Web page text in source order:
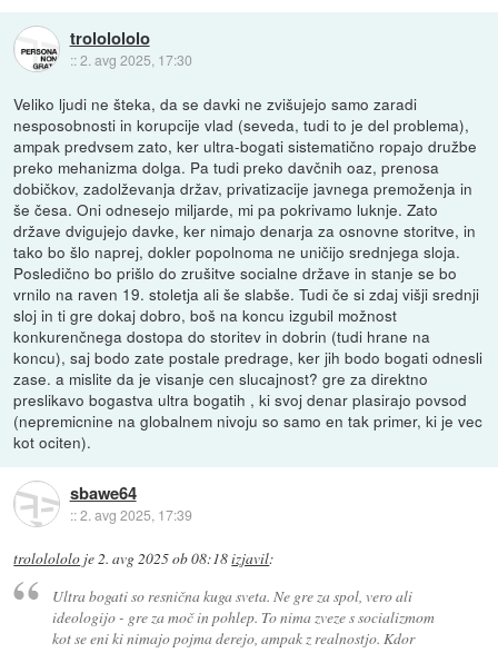
trololololo
::2. avg 2025, 17:30
Veliko ljudi ne šteka, da se davki ne zvišujejo samo zaradi
nesposobnosti in korupcije vlad (seveda, tudi to je del problema),
ampak predvsem zato, ker ultra-bogati sistematično ropajo družbe
preko mehanizma dolga. Pa tudi preko davčnih oaz, prenosa
dobičkov, zadolževanja držav, privatizacije javnega premoženja in
še česa. Oni odnesejo miljarde, mi pa pokrivamo luknje. Zato
države dvigujejo davke, ker nimajo denarja za osnovne storitve, in
tako bo šlo naprej, dokler popolnoma ne uničijo srednjega sloja.
Posledično bo prišlo do zrušitve socialne države in stanje se bo
vrnilo na raven 19. stoletja ali še slabše. Tudi če si zdaj višji srednji
sloj in ti gre dokaj dobro, boš na koncu izgubil možnost
konkurenčnega dostopa do storitev in dobrin (tudi hrane na
koncu), saj bodo zate postale predrage, ker jih bodo bogati odnesli
zase. a mislite da je visanje cen slucajnost? gre za direktno
preslikavo bogastva ultra bogatih , ki svoj denar plasirajo povsod
(nepremicnine na globalnem nivoju so samo en tak primer, ki je vec
kot ociten).
sbawe64
::2. avg 2025, 17:39
trololololo je2. avg 2025 ob 08:18izjavil:
Ultra bogati so resnična kuga sveta. Ne gre za spol, vero ali
ideologijo - gre za moč in pohlep. To nima zveze s socializmom
kot se eni ki nimajo pojma derejo, ampak z realnostjo. Kdor